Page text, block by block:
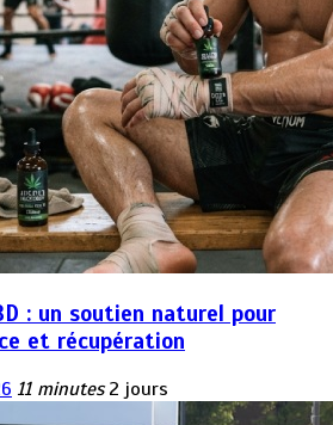
: un soutien naturel pour
et récupération
11 minutes 2 jours